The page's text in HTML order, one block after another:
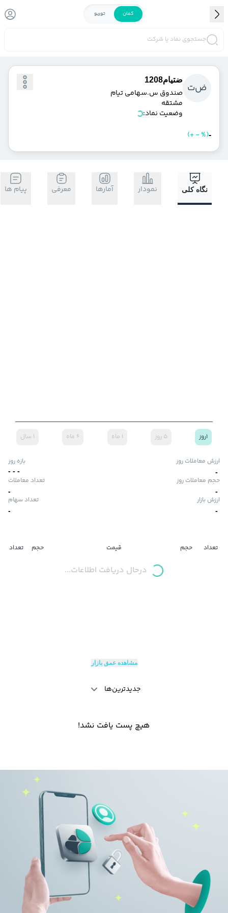
کمان توربو
جستجوی نماد یا شرکت
ضت
ضتيام1208
صندوق س.سهامي تيام
مشتقه
وضعیت نماد:
-
(+-%)
نگاه کلی نمودار آمارها معرفی پیام ها
۱روز ۵ روز ۱ ماه ۶ ماه ۱ سال
ارزش معاملات روز
-
بازه روز
-
-
-
حجم معاملات روز
-
تعداد معاملات
-
ارزش بازار
-
تعداد سهام
-
تعداد حجم قیمت حجم تعداد
درحال دریافت اطلاعات...
مشاهده عمق بازار
جدیدترین‌ها
هیچ پست یافت نشد!